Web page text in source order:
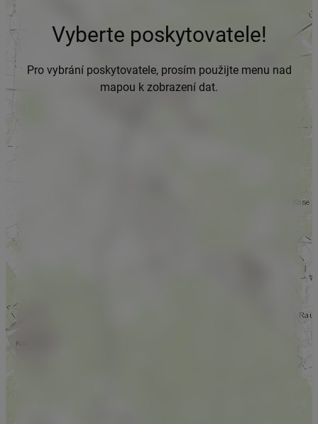
Vyberte poskytovatele!
Pro vybrání poskytovatele, prosím použijte menu nad
mapou k zobrazení dat.